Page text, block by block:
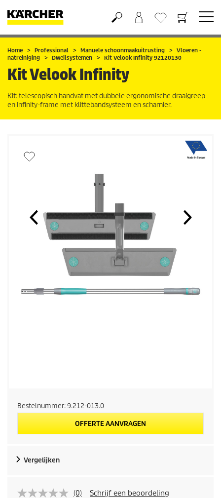
Boodschappenmandje
Verlanglijstje
Home Professional Manuele schoonmaakuitrusting
Vloeren -
natreiniging
Dweilsystemen Kit Velook Infinity 92120130
Kit Velook Infinity
Kit: telescopisch handvat met dubbele ergonomische draaigreep
en Infinity-frame met klittebandsysteem en scharnier.
Bestelnummer:9.212-013.0
OFFERTE AANVRAGEN
Vergelijken
(0) Schrijf een beoordeling